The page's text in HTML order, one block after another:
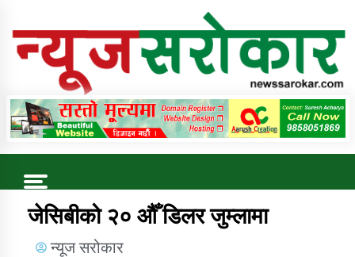
Online News Portal
Trending Now
जेसिबीको २० औँ डिलर जुम्लामा
न्यूज सरोकार